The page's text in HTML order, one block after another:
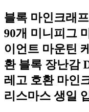
블록 마인크래
90개 미니피그
이언트 마운틴
환 블록 장난감
레고 호환 마인
리스마스 생일